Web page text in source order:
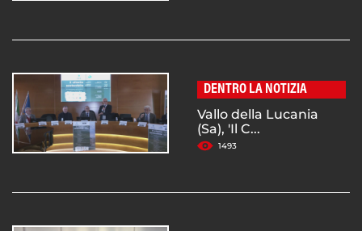
DENTRO LA NOTIZIA
Vallo della Lucania
(Sa), 'Il C...
1493